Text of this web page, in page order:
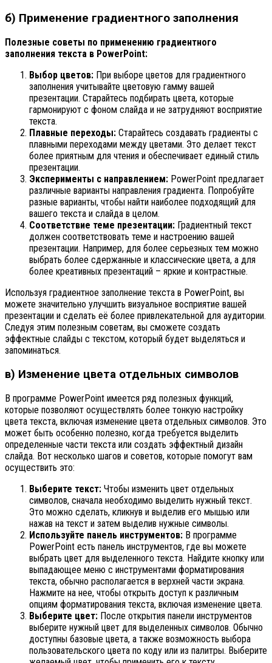
б) Применение градиентного заполнения
Полезные советы по применению градиентного
заполнения текста в PowerPoint:
Выбор цветов: При выборе цветов для градиентного
заполнения учитывайте цветовую гамму вашей
презентации. Старайтесь подбирать цвета, которые
гармонируют с фоном слайда и не затрудняют восприятие
текста.
Плавные переходы: Старайтесь создавать градиенты с
плавными переходами между цветами. Это делает текст
более приятным для чтения и обеспечивает единый стиль
презентации.
Эксперименты с направлением: PowerPoint предлагает
различные варианты направления градиента. Попробуйте
разные варианты, чтобы найти наиболее подходящий для
вашего текста и слайда в целом.
Соответствие теме презентации: Градиентный текст
должен соответствовать теме и настроению вашей
презентации. Например, для более серьезных тем можно
выбрать более сдержанные и классические цвета, а для
более креативных презентаций – яркие и контрастные.
Используя градиентное заполнение текста в PowerPoint, вы
можете значительно улучшить визуальное восприятие вашей
презентации и сделать её более привлекательной для аудитории.
Следуя этим полезным советам, вы сможете создать
эффектные слайды с текстом, который будет выделяться и
запоминаться.
в) Изменение цвета отдельных символов
В программе PowerPoint имеется ряд полезных функций,
которые позволяют осуществлять более тонкую настройку
цвета текста, включая изменение цвета отдельных символов. Это
может быть особенно полезно, когда требуется выделить
определенные части текста или создать эффектный дизайн
слайда. Вот несколько шагов и советов, которые помогут вам
осуществить это:
Выберите текст: Чтобы изменить цвет отдельных
символов, сначала необходимо выделить нужный текст.
Это можно сделать, кликнув и выделив его мышью или
нажав на текст и затем выделив нужные символы.
Используйте панель инструментов: В программе
PowerPoint есть панель инструментов, где вы можете
выбрать цвет для выделенного текста. Найдите кнопку или
выпадающее меню с инструментами форматирования
текста, обычно располагается в верхней части экрана.
Нажмите на нее, чтобы открыть доступ к различным
опциям форматирования текста, включая изменение цвета.
Выберите цвет: После открытия панели инструментов
выберите нужный цвет для выделенных символов. Обычно
доступны базовые цвета, а также возможность выбора
пользовательского цвета по коду или из палитры. Выберите